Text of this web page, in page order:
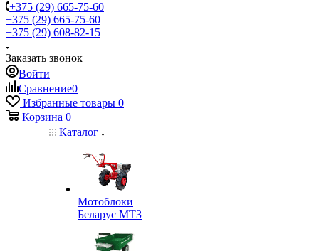
+375 (29) 665-75-60
+375 (29) 665-75-60
+375 (29) 608-82-15
Заказать звонок
Войти
Сравнение0
Избранные товары 0
Корзина 0
Каталог
Мотоблоки
Беларус МТЗ